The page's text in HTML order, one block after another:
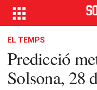
EL TEMPS
Predicció
Solsona, 28